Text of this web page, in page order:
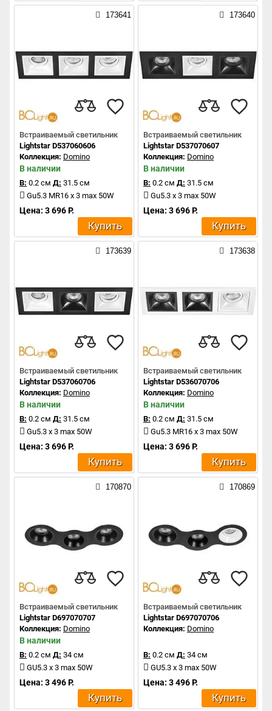
173641
Встраиваемый светильник
Lightstar D537060606
Коллекция: Domino
В наличии
В: 0.2 см Д: 31.5 см
Gu5.3 MR16 x 3 max 50W
Цена: 3 696 Р.
Купить
173640
Встраиваемый светильник
Lightstar D537070607
Коллекция: Domino
В наличии
В: 0.2 см Д: 31.5 см
Gu5.3 x 3 max 50W
Цена: 3 696 Р.
Купить
173639
Встраиваемый светильник
Lightstar D537060706
Коллекция: Domino
В наличии
В: 0.2 см Д: 31.5 см
Gu5.3 x 3 max 50W
Цена: 3 696 Р.
Купить
173638
Встраиваемый светильник
Lightstar D536070706
Коллекция: Domino
В наличии
В: 0.2 см Д: 31.5 см
Gu5.3 MR16 x 3 max 50W
Цена: 3 696 Р.
Купить
170870
Встраиваемый светильник
Lightstar D697070707
Коллекция: Domino
В наличии
В: 0.2 см Д: 34 см
GU5.3 x 3 max 50W
Цена: 3 496 Р.
Купить
170869
Встраиваемый светильник
Lightstar D697070706
Коллекция: Domino
В: 0.2 см Д: 34 см
GU5.3 x 3 max 50W
Цена: 3 496 Р.
Купить